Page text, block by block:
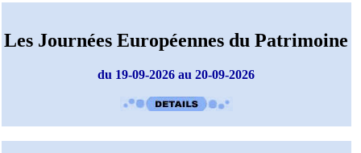
Les Journées Européennes du Patrimoine
du 19-09-2026 au 20-09-2026